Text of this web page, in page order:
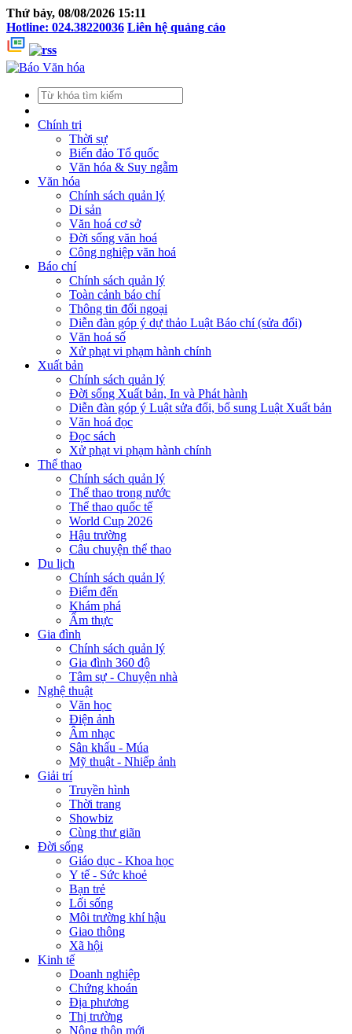
Thứ bảy, 08/08/2026 15:11
Hotline: 024.38220036 Liên hệ quảng cáo
Chính trị
Thời sự
Biển đảo Tổ quốc
Văn hóa & Suy ngẫm
Văn hóa
Chính sách quản lý
Di sản
Văn hoá cơ sở
Đời sống văn hoá
Công nghiệp văn hoá
Báo chí
Chính sách quản lý
Toàn cảnh báo chí
Thông tin đối ngoại
Diễn đàn góp ý dự thảo Luật Báo chí (sửa đổi)
Văn hoá số
Xử phạt vi phạm hành chính
Xuất bản
Chính sách quản lý
Đời sống Xuất bản, In và Phát hành
Diễn đàn góp ý Luật sửa đổi, bổ sung Luật Xuất bản
Văn hoá đọc
Đọc sách
Xử phạt vi phạm hành chính
Thể thao
Chính sách quản lý
Thể thao trong nước
Thể thao quốc tế
World Cup 2026
Hậu trường
Câu chuyện thể thao
Du lịch
Chính sách quản lý
Điểm đến
Khám phá
Ẩm thực
Gia đình
Chính sách quản lý
Gia đình 360 độ
Tâm sự - Chuyện nhà
Nghệ thuật
Văn học
Điện ảnh
Âm nhạc
Sân khấu - Múa
Mỹ thuật - Nhiếp ảnh
Giải trí
Truyền hình
Thời trang
Showbiz
Cùng thư giãn
Đời sống
Giáo dục - Khoa học
Y tế - Sức khoẻ
Bạn trẻ
Lối sống
Môi trường khí hậu
Giao thông
Xã hội
Kinh tế
Doanh nghiệp
Chứng khoán
Địa phương
Thị trường
Nông thôn mới